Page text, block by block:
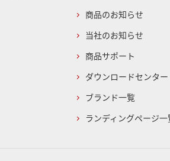
商品のお知らせ
当社のお知らせ
商品サポート
ダウンロードセンター
ブランド一覧
ランディングページ一